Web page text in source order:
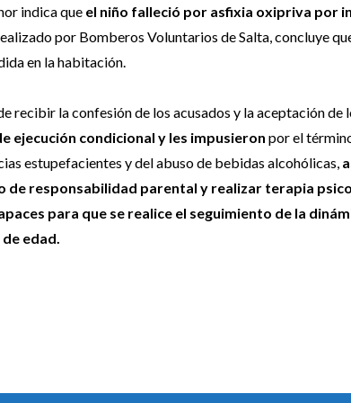
indica que el niño falleció por asfixia oxipriva por
por Bomberos Voluntarios de Salta, concluye
en la habitación.
de recibir la confesión de los acusados y la aceptación de
ejecución condicional y les impusieron por el
estupefacientes y del abuso de bebidas alcohólicas,
responsabilidad parental y realizar terapia
para que se realice el seguimiento de la
edad.